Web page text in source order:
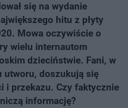
się na wydanie
hitu z płyty
Mowa oczywiście o
wielu internautom
dzieciństwie. Fani, w
utworu, doszukują się
i przekazu. Czy faktycznie
informację?